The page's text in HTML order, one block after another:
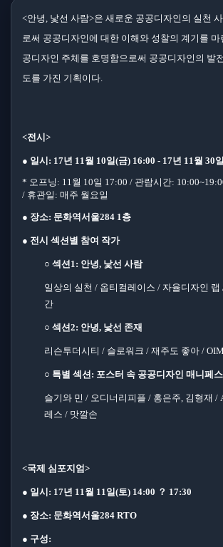
<안녕 낯선 사람>은 새로운 공공디자인의 실천
로써 공공디자인에 대한 이해와 성찰의 계기를 마
공디자인 주체를 호명함으로써 공공디자인의 발
도를 가진 기획이다
<전시 >
● 일시 : 17년 11 월 10일 (금) 16:00 - 17년 11 월 30일
* 오프닝 : 11 월 10일 17:00 / 관람시간:
/ 휴관일 : 매주 월요일
● 장소: 문화역서울284 1 층
● 전시 섹션별 참여 작가
○ 섹션 1: 안녕, 낯선 사람
일상의 실천 / 옵티컬레이스 / 자율디자인 랩
간
○ 섹션 2: 안녕, 낯선 존재
리슨투더시티 / 슬로워크 / 재주도 좋아 /
○ 특별 섹션 : 포스터 속 공공디자인 매니페
슬기와 민 / 오디너리피플 / 홍은주 김형재 /
레스 / 맛깔손
<국제 심포지엄 >
● 일시 : 17년 11 월 11 일 (토) 14:00 ？ 17:30
● 장소: 문화역서울284 RTO
● 구성: